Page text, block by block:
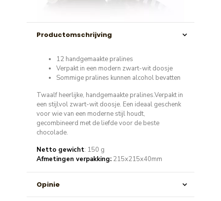
Productomschrijving
12 handgemaakte pralines
Verpakt in een modern zwart-wit doosje
Sommige pralines kunnen alcohol bevatten
Twaalf heerlijke, handgemaakte pralines.Verpakt in
een stijlvol zwart-wit doosje. Een ideaal geschenk
voor wie van een moderne stijl houdt,
gecombineerd met de liefde voor de beste
chocolade.
Netto gewicht: 150 g
Afmetingen verpakking: 215x215x40mm
Opinie